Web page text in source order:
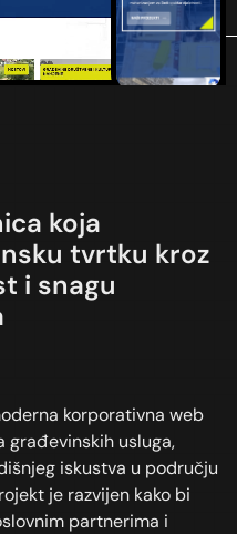
koja
tvrtku kroz
i snagu
korporativna web
usluga,
iskustva u području
je razvijen kako bi
partnerima i